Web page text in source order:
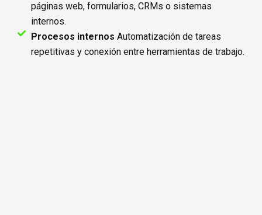
páginas web, formularios, CRMs o sistemas
internos.
Procesos internos Automatización de tareas
repetitivas y conexión entre herramientas de trabajo.